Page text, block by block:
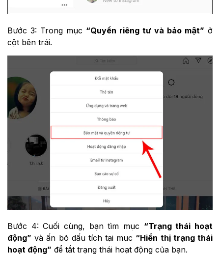
Bước 3: Trong mục “Quyền riêng tư và bảo mật” ở
cột bên trái.
Bước 4: Cuối cùng, bạn tìm mục “Trạng thái hoạt
động” và ấn bỏ dấu tích tại mục “Hiển thị trạng thái
hoạt động” để tắt trạng thái hoạt động của bạn.